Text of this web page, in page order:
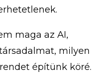
maga az AI,
milyen
építünk köré.